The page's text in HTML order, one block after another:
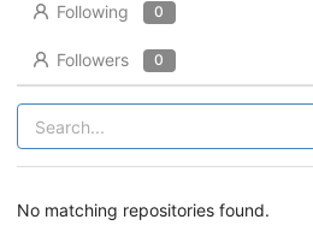
Following 0
Followers 0
No matching repositories found.